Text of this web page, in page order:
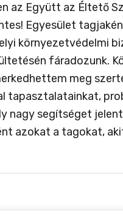
az Együtt az Éltető
Egyesület
környezetvédelmi
fáradozunk.
meg
tapasztalatainkat,
segítséget
azokat a tagokat,